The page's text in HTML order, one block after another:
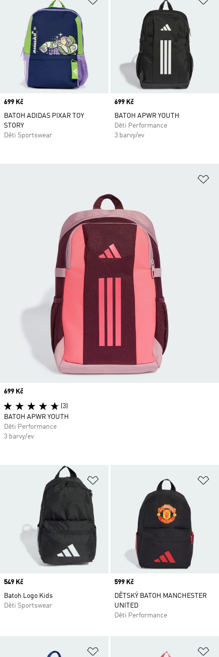
Price
699 Kč
BATOH ADIDAS PIXAR TOY
STORY
Děti Sportswear
Price
699 Kč
BATOH APWR YOUTH
Děti Performance
3 barvy/ev
Přidat do seznamu přání
Price
549 Kč
Batoh Logo Kids
Děti Sportswear
Price
599 Kč
DĚTSKÝ BATOH MANCHESTER
UNITED
Děti Performance
Price
699 Kč
(3)
BATOH APWR YOUTH
Děti Performance
3 barvy/ev